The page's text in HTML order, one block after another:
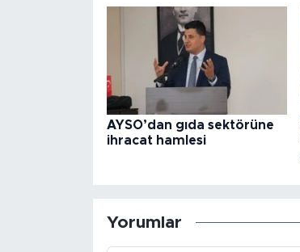
AYSO’dan gıda sektörüne
ihracat hamlesi
Yorumlar